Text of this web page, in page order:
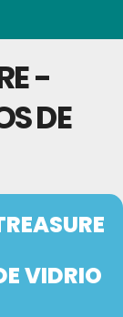
-
DE
VIDRIO